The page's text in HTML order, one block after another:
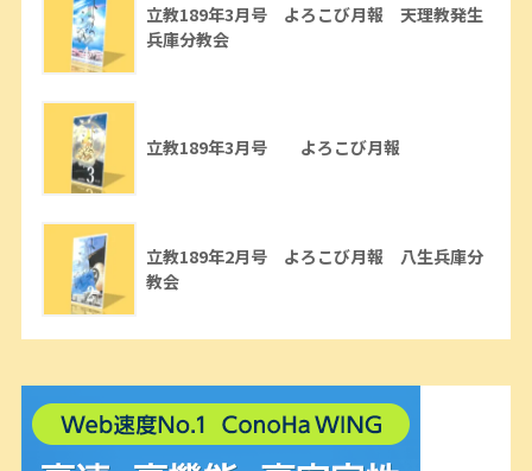
立教189年3月号 よろこび月報 天理教発生
兵庫分教会
立教189年3月号 よろこび月報
立教189年2月号 よろこび月報 八生兵庫分
教会